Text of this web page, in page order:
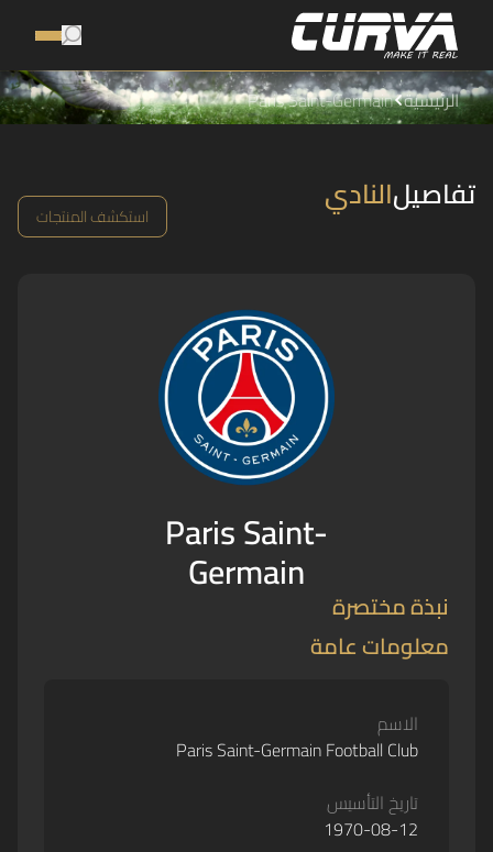
الرئيسية Paris Saint-Germain
الناديتفاصيل استكشف المنتجات
Paris Saint-
Germain
نبذة مختصرة
معلومات عامة
الاسم
Paris Saint-Germain Football Club
تاريخ التأسيس
1970-08-12